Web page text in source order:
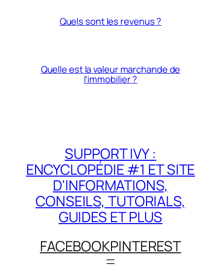
Quels sont les revenus ?
Quelle est la valeur marchande de
l’immobilier ?
SUPPORT IVY :
ENCYCLOPÉDIE #1 ET SITE
D'INFORMATIONS,
CONSEILS, TUTORIALS,
GUIDES ET PLUS
FACEBOOKPINTEREST